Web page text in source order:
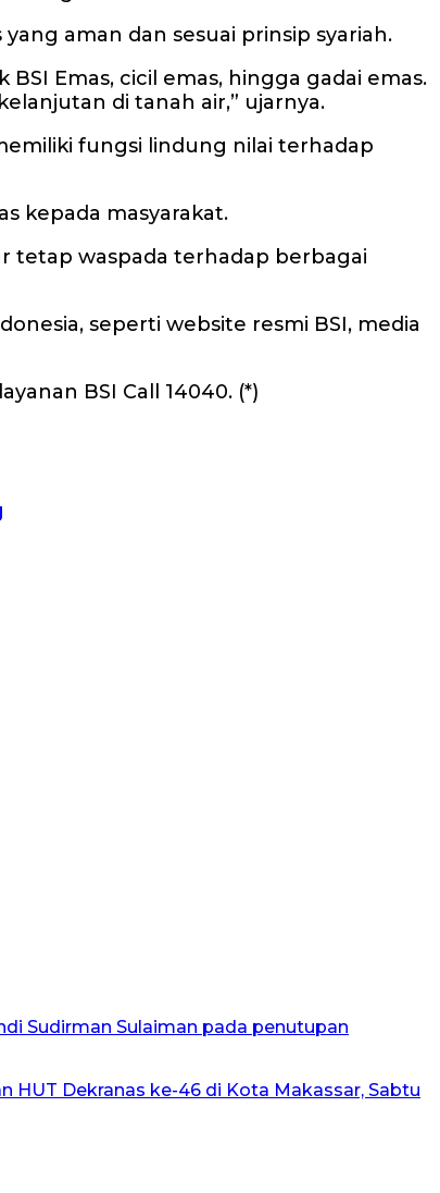
aman dan sesuai prinsip syariah.
Emas, cicil emas, hingga gadai emas.
di tanah air,” ujarnya.
fungsi lindung nilai terhadap
kepada masyarakat.
tetap waspada terhadap berbagai
seperti website resmi BSI, media
BSI Call 14040. (*)